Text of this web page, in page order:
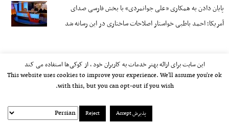
پایان دادن به همکاری «علی جوانمردی» با بخش فارسی صدای
آمریکا؛ احمد باطبی خواستار اصلاحات ساختاری در این رسانه شد
kayhan.london 2000-2026© خط مشی استفاده مجاز از وب‌سایت
این سایت برای ارائه بهتر خدمات به کاربران خود ، از کوکی‌ها استفاده می کند
This website uses cookies to improve your experience. We'll assume you're ok
with this, but you can opt-out if you wish.
پذیرش Accept Reject